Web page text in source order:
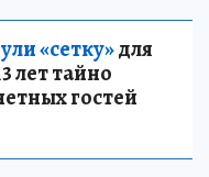
«сетку»для
лет тайно
гостей